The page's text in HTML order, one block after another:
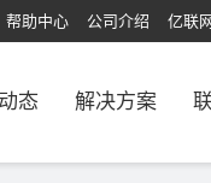
亿联
公司介绍
帮助中心
态 解决方案